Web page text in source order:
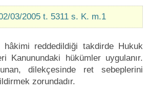
03/2005 t. 5311 s. K. m.1
hâkimi reddedildiği takdirde Hukuk
Kanunundaki hükümler uygulanır.
dilekçesinde ret sebeplerini
zorundadır.